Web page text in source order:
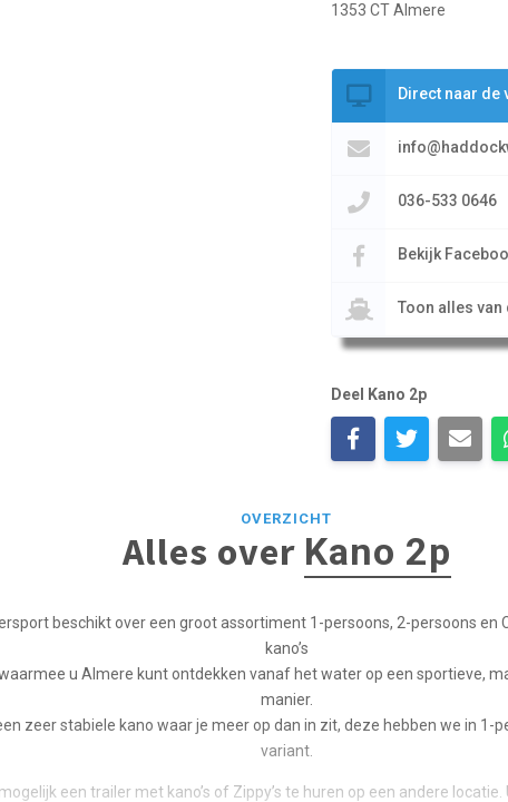
1353 CT Almere
Direct naar de
036-533 0646
Bekijk
Toon alles
Deel Kano 2p
OVERZICHT
Alles over Kano 2p
beschikt over een groot assortiment 1-persoons, 2-persoons en
kano’s
waarmee u Almere kunt ontdekken vanaf het water op een sportieve,
manier.
zeer stabiele kano waar je meer op dan in zit, deze hebben we in 1-
variant.
een trailer met kano’s of Zippy’s te huren op een andere